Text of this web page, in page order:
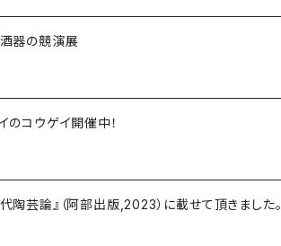
器の競演展
コウゲイ開催中！
芸論』（阿部出版,2023）に載せて頂きました。